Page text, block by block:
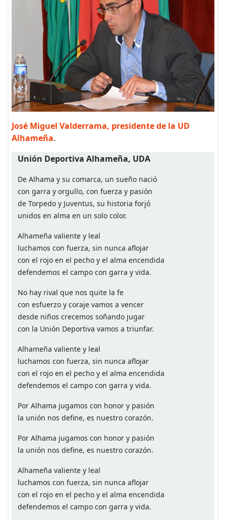
José Miguel Valderrama, presidente de la UD
Alhameña.
Unión Deportiva Alhameña, UDA
De Alhama y su comarca, un sueño nació
con garra y orgullo, con fuerza y pasión
de Torpedo y Juventus, su historia forjó
unidos en alma en un solo color.
Alhameña valiente y leal
luchamos con fuerza, sin nunca aflojar
con el rojo en el pecho y el alma encendida
defendemos el campo con garra y vida.
No hay rival que nos quite la fe
con esfuerzo y coraje vamos a vencer
desde niños crecemos soñando jugar
con la Unión Deportiva vamos a triunfar.
Alhameña valiente y leal
luchamos con fuerza, sin nunca aflojar
con el rojo en el pecho y el alma encendida
defendemos el campo con garra y vida.
Por Alhama jugamos con honor y pasión
la unión nos define, es nuestro corazón.
Por Alhama jugamos con honor y pasión
la unión nos define, es nuestro corazón.
Alhameña valiente y leal
luchamos con fuerza, sin nunca aflojar
con el rojo en el pecho y el alma encendida
defendemos el campo con garra y vida.